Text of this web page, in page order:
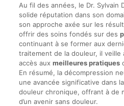
Au fil des années, le Dr. Sylvain
solide réputation dans son
son approche axée sur les
offrir des soins fondés sur des
continuant à se former aux
traitement de la douleur, il
accès aux meilleures pratiques
En résumé, la décompression
une avancée significative dans
douleur chronique, offrant à de
d’un avenir sans douleur.